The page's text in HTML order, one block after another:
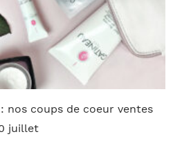
nos coups de coeur ventes
juillet